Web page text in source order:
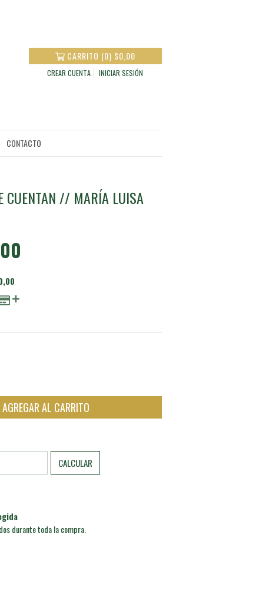
CARRITO (0) $0,00
CREAR CUENTA INICIAR SESIÓN
CONTACTO
CUENTAN // MARÍA LUISA
CALCULAR
durante toda la compra.